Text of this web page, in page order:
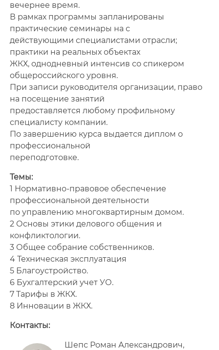
вечернее время.
В рамках программы запланированы
практические семинары на с
действующими специалистами отрасли;
практики на реальных объектах
ЖКХ, однодневный интенсив со спикером
общероссийского уровня.
При записи руководителя организации, право
на посещение занятий
предоставляется любому профильному
специалисту компании.
По завершению курса выдается диплом о
профессиональной
переподготовке.
Темы:
1 Нормативно-правовое обеспечение
профессиональной деятельности
по управлению многоквартирным домом.
2 Основы этики делового общения и
конфликтологии.
3 Общее собрание собственников.
4 Техническая эксплуатация
5 Благоустройство.
6 Бухгалтерский учет УО.
7 Тарифы в ЖКХ.
8 Инновации в ЖКХ.
Контакты:
Шепс Роман Александрович,